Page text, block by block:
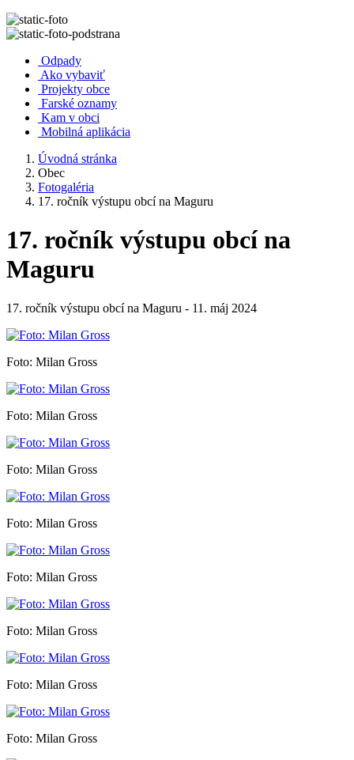
Odpady
Ako vybaviť
Projekty obce
Farské oznamy
Kam v obci
Mobilná aplikácia
Úvodná stránka
Obec
Fotogaléria
17. ročník výstupu obcí na Maguru
17. ročník výstupu obcí na
Maguru
17. ročník výstupu obcí na Maguru - 11. máj 2024
Foto: Milan Gross
Foto: Milan Gross
Foto: Milan Gross
Foto: Milan Gross
Foto: Milan Gross
Foto: Milan Gross
Foto: Milan Gross
Foto: Milan Gross